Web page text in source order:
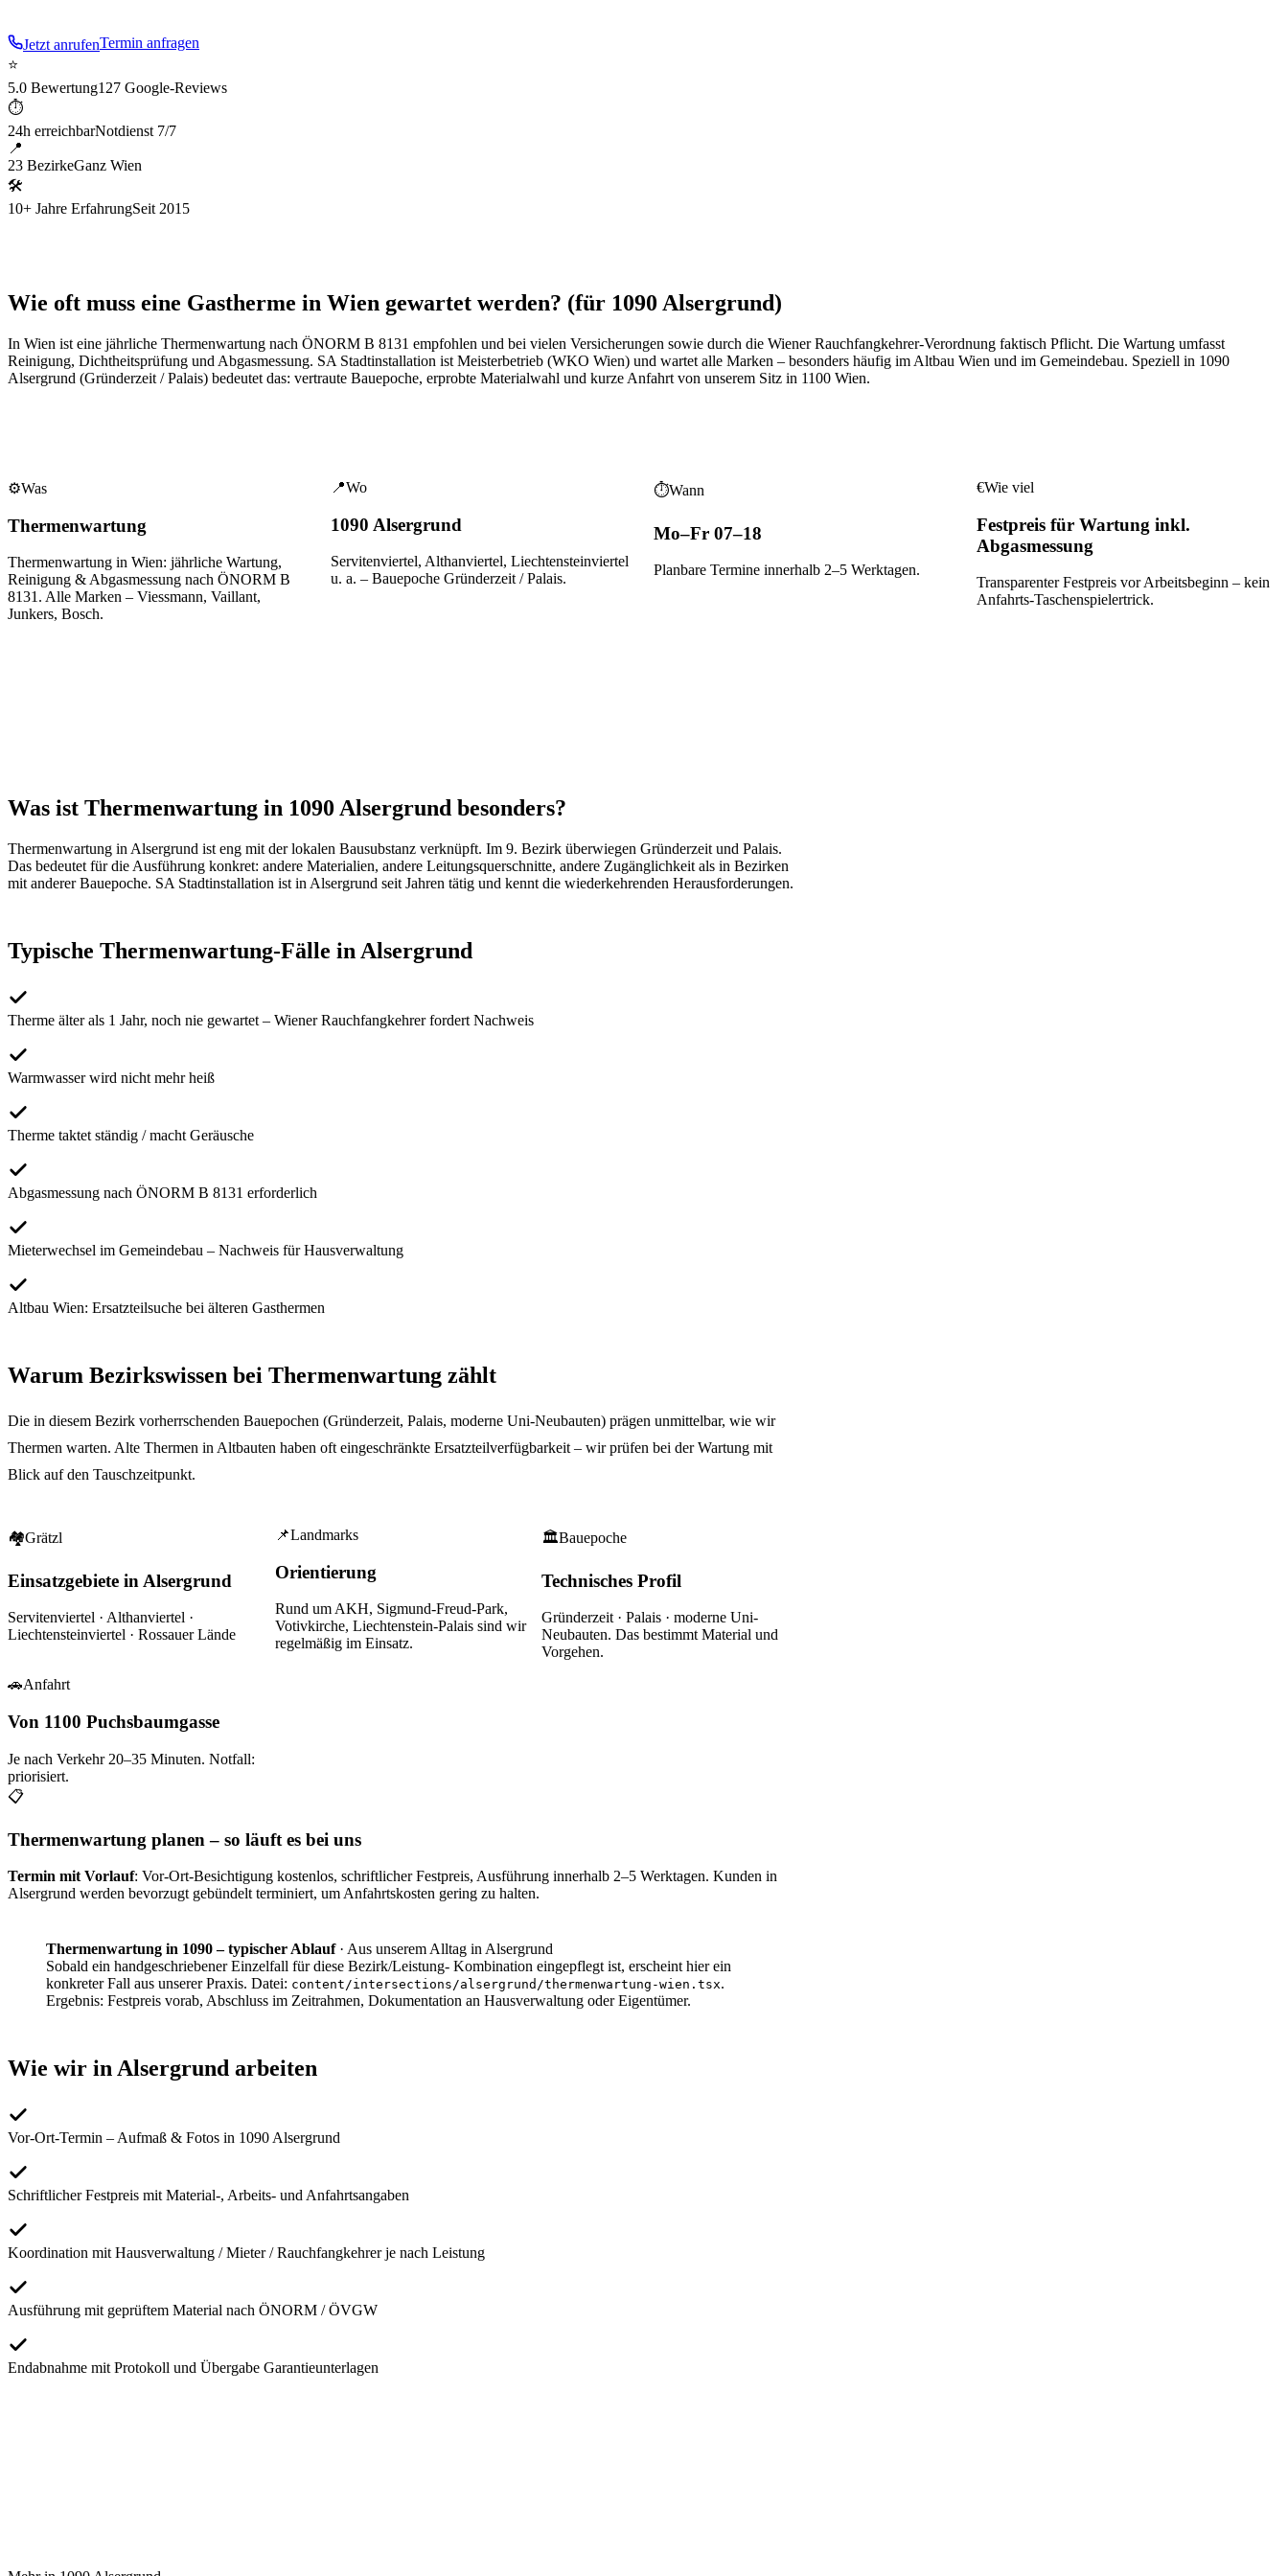
Jetzt anrufenTermin anfragen
⭐
5.0 Bewertung127 Google-Reviews
⏱
24h erreichbarNotdienst 7/7
📍
23 BezirkeGanz Wien
🛠
10+ Jahre ErfahrungSeit 2015
Wie oft muss eine Gastherme in Wien gewartet werden? (für 1090 Alsergrund)
In Wien ist eine jährliche Thermenwartung nach ÖNORM B 8131 empfohlen und bei vielen Versicherungen sowie durch die Wiener Rauchfangkehrer-Verordnung faktisch Pflicht. Die Wartung umfasst
Reinigung, Dichtheitsprüfung und Abgasmessung. SA Stadtinstallation ist Meisterbetrieb (WKO Wien) und wartet alle Marken – besonders häufig im Altbau Wien und im Gemeindebau. Speziell in 1090
Alsergrund (Gründerzeit / Palais) bedeutet das: vertraute Bauepoche, erprobte Materialwahl und kurze Anfahrt von unserem Sitz in 1100 Wien.
⚙️Was
Thermenwartung
Thermenwartung in Wien: jährliche Wartung,
Reinigung & Abgasmessung nach ÖNORM B
8131. Alle Marken – Viessmann, Vaillant,
Junkers, Bosch.
📍Wo
1090 Alsergrund
Servitenviertel, Althanviertel, Liechtensteinviertel
u. a. – Bauepoche Gründerzeit / Palais.
⏱Wann
Mo–Fr 07–18
Planbare Termine innerhalb 2–5 Werktagen.
€Wie viel
Festpreis für Wartung inkl.
Abgasmessung
Transparenter Festpreis vor Arbeitsbeginn – kein
Anfahrts-Taschenspielertrick.
Was ist Thermenwartung in 1090 Alsergrund besonders?
Thermenwartung in Alsergrund ist eng mit der lokalen Bausubstanz verknüpft. Im 9. Bezirk überwiegen Gründerzeit und Palais.
Das bedeutet für die Ausführung konkret: andere Materialien, andere Leitungsquerschnitte, andere Zugänglichkeit als in Bezirken
mit anderer Bauepoche. SA Stadtinstallation ist in Alsergrund seit Jahren tätig und kennt die wiederkehrenden Herausforderungen.
Typische Thermenwartung-Fälle in Alsergrund
Therme älter als 1 Jahr, noch nie gewartet – Wiener Rauchfangkehrer fordert Nachweis
Warmwasser wird nicht mehr heiß
Therme taktet ständig / macht Geräusche
Abgasmessung nach ÖNORM B 8131 erforderlich
Mieterwechsel im Gemeindebau – Nachweis für Hausverwaltung
Altbau Wien: Ersatzteilsuche bei älteren Gasthermen
Warum Bezirkswissen bei Thermenwartung zählt
Die in diesem Bezirk vorherrschenden Bauepochen (Gründerzeit, Palais, moderne Uni-Neubauten) prägen unmittelbar, wie wir
Thermen warten. Alte Thermen in Altbauten haben oft eingeschränkte Ersatzteilverfügbarkeit – wir prüfen bei der Wartung mit
Blick auf den Tauschzeitpunkt.
🏘Grätzl
Einsatzgebiete in Alsergrund
Servitenviertel · Althanviertel ·
Liechtensteinviertel · Rossauer Lände
📌Landmarks
Orientierung
Rund umAKH, Sigmund-Freud-Park,
Votivkirche, Liechtenstein-Palaissind wir
regelmäßig im Einsatz.
🏛Bauepoche
Technisches Profil
Gründerzeit · Palais · moderne Uni-
Neubauten. Das bestimmt Material und
Vorgehen.
🚗Anfahrt
Von 1100 Puchsbaumgasse
Je nach Verkehr 20–35 Minuten. Notfall:
priorisiert.
📋
Thermenwartung planen – so läuft es bei uns
Termin mit Vorlauf: Vor-Ort-Besichtigung kostenlos, schriftlicher Festpreis, Ausführung innerhalb 2–5 Werktagen. Kunden in
Alsergrund werden bevorzugt gebündelt terminiert, um Anfahrtskosten gering zu halten.
Thermenwartung in 1090 – typischer Ablauf· Aus unserem Alltag in Alsergrund
Sobald ein handgeschriebener Einzelfall für diese Bezirk/Leistung- Kombination eingepflegt ist, erscheint hier ein
konkreter Fall aus unserer Praxis. Datei: content/intersections/alsergrund /thermenwartung-wien .tsx.
Ergebnis: Festpreis vorab, Abschluss im Zeitrahmen, Dokumentation an Hausverwaltung oder Eigentümer.
Wie wir inAlsergrund arbeiten
Vor-Ort-Termin – Aufmaß & Fotos in 1090 Alsergrund
Schriftlicher Festpreis mit Material-, Arbeits- und Anfahrtsangaben
Koordination mit Hausverwaltung / Mieter / Rauchfangkehrer je nach Leistung
Ausführung mit geprüftem Material nach ÖNORM / ÖVGW
Endabnahme mit Protokoll und Übergabe Garantieunterlagen